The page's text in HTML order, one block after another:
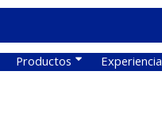
Productos Experiencia